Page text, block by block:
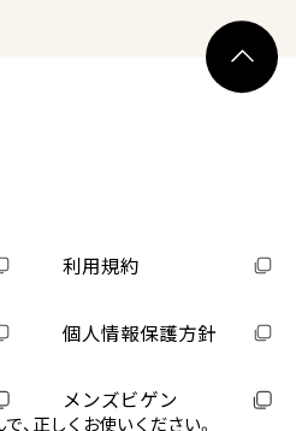
利用規約
個人情報保護方針
メンズビゲン
、正しくお使いください。